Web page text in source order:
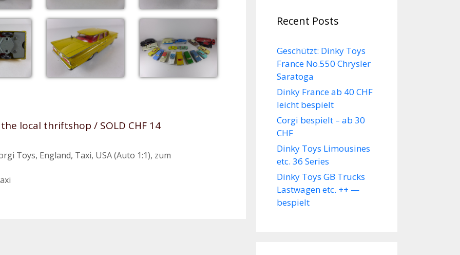
local thriftshop / SOLD CHF 14
Toys, England, Taxi, USA (Auto 1:1), zum
Recent Posts
Geschützt: Dinky Toys
France No.550 Chrysler
Saratoga
Dinky France ab 40 CHF
leicht bespielt
Corgi bespielt – ab 30
CHF
Dinky Toys Limousines
etc. 36 Series
Dinky Toys GB Trucks
Lastwagen etc. ++ —
bespielt